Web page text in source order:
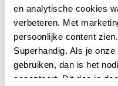
en analytische cookies
verbeteren. Met
persoonlijke content
Superhandig. Als je
gebruiken, dan is het
accepteert. Dit doe je